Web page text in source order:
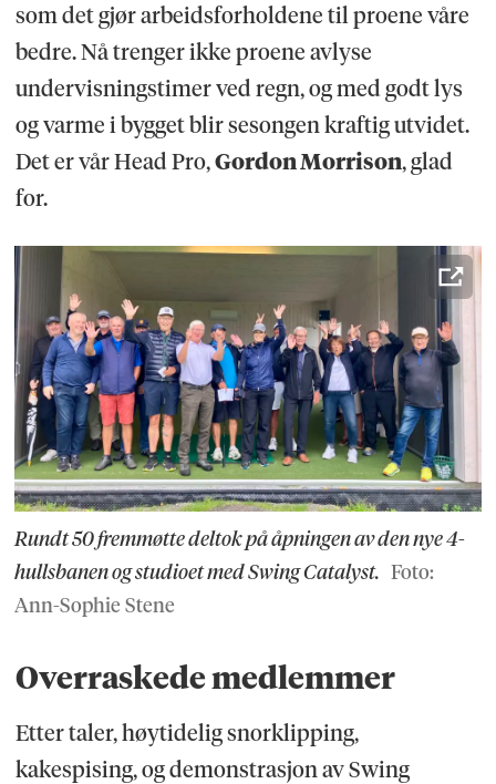
som det gjør arbeidsforholdene til proene våre
bedre. Nå trenger ikke proene avlyse
undervisningstimer ved regn, og med godt lys
og varme i bygget blir sesongen kraftig utvidet.
Det er vår Head Pro,Gordon Morrison, glad
for.
Rundt 50 fremmøtte deltok på åpningen av den nye 4-
hullsbanen og studioet med Swing Catalyst. Foto:
Ann-Sophie Stene
Overraskede medlemmer
Etter taler, høytidelig snorklipping,
kakespising, og demonstrasjon av Swing